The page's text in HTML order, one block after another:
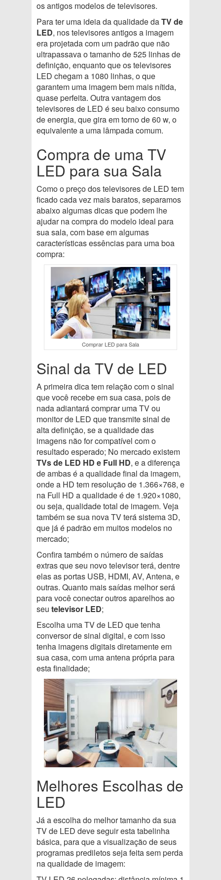
os antigos modelos de televisores.
Para ter uma ideia da qualidade daTV de
LED, nos televisores antigos a imagem
era projetada com um padrão que não
ultrapassava o tamanho de 525 linhas de
definição, enquanto que os televisores
LED chegam a 1080 linhas, o que
garantem uma imagem bem mais nítida,
quase perfeita. Outra vantagem dos
televisores de LED é seu baixo consumo
de energia, que gira em torno de 60 w, o
equivalente a uma lâmpada comum.
Compra de uma TV
LED para sua Sala
Como o preço dos televisores de LED tem
ficado cada vez mais baratos, separamos
abaixo algumas dicas que podem lhe
ajudar na compra do modelo ideal para
sua sala, com base em algumas
características essências para uma boa
compra:
Comprar LED para Sala
Sinal da TV de LED
A primeira dica tem relação com o sinal
que você recebe em sua casa, pois de
nada adiantará comprar uma TV ou
monitor de LED que transmite sinal de
alta definição, se a qualidade das
imagens não for compatível com o
resultado esperado; No mercado existem
TVs de LED HD e Full HD, e a diferença
de ambas é a qualidade final da imagem,
onde a HD tem resolução de 1.366×768, e
na Full HD a qualidade é de 1.920×1080,
ou seja, qualidade total de imagem. Veja
também se sua nova TV terá sistema 3D,
que já é padrão em muitos modelos no
mercado;
Confira também o número de saídas
extras que seu novo televisor terá, dentre
elas as portas USB, HDMI, AV, Antena, e
outras. Quanto mais saídas melhor será
para você conectar outros aparelhos ao
seu televisor LED;
Escolha uma TV de LED que tenha
conversor de sinal digital, e com isso
tenha imagens digitais diretamente em
sua casa, com uma antena própria para
esta finalidade;
Melhores Escolhas de
LED
Já a escolha do melhor tamanho da sua
TV de LED deve seguir esta tabelinha
básica, para que a visualização de seus
programas prediletos seja feita sem perda
na qualidade de imagem: